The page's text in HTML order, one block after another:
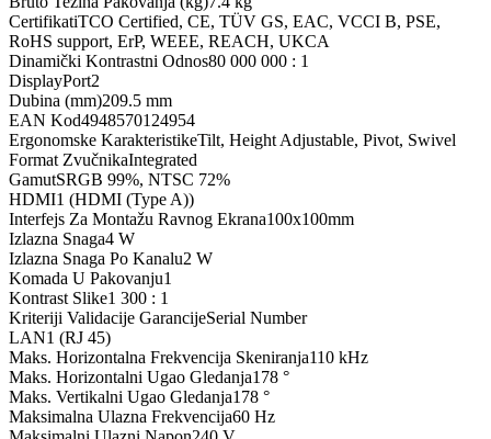
CertifikatiTCO Certified, CE, TÜV GS, EAC, VCCI B, PSE,
RoHS support, ErP, WEEE, REACH, UKCA
Dinamički Kontrastni Odnos80 000 000 : 1
DisplayPort2
Dubina (mm)209.5 mm
EAN Kod4948570124954
Ergonomske KarakteristikeTilt, Height Adjustable, Pivot, Swivel
Format ZvučnikaIntegrated
GamutSRGB 99%, NTSC 72%
HDMI1 (HDMI (Type A))
Interfejs Za Montažu Ravnog Ekrana100x100mm
Izlazna Snaga4 W
Izlazna Snaga Po Kanalu2 W
Komada U Pakovanju1
Kontrast Slike1 300 : 1
Kriteriji Validacije GarancijeSerial Number
LAN1 (RJ 45)
Maks. Horizontalna Frekvencija Skeniranja110 kHz
Maks. Horizontalni Ugao Gledanja178 °
Maks. Vertikalni Ugao Gledanja178 °
Maksimalna Ulazna Frekvencija60 Hz